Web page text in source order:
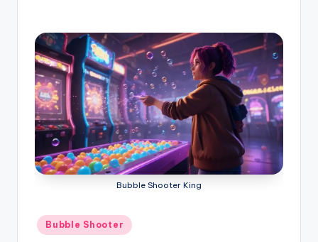
Bubble Shooter King
Posted
in
Bubble Shooter